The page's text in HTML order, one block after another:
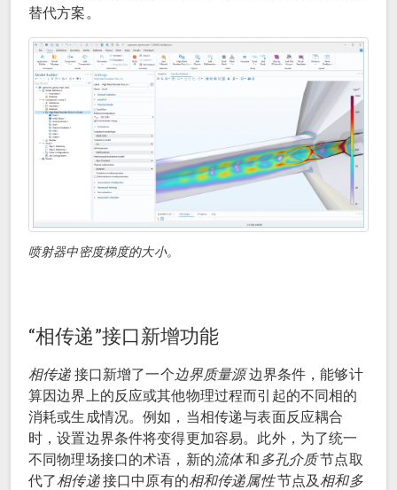
替代方案。
喷射器中密度梯度的大小。
“相传递”接口新增功能
相传递 接口新增了一个边界质量源边界条件，能够计
算因边界上的反应或其他物理过程而引起的不同相的
消耗或生成情况。例如，当相传递与表面反应耦合
时，设置边界条件将变得更加容易。此外，为了统一
不同物理场接口的术语，新的流体和 多孔介质节点取
代了相传递接口中原有的相和传递属性节点及相和多